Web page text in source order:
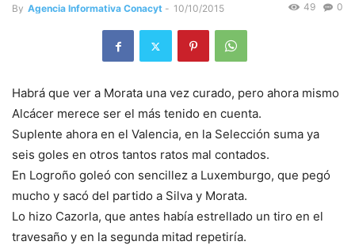
By Agencia Informativa Conacyt - 10/10/2015 0
49
Habrá que ver a Morata una vez curado, pero ahora mismo
Alcácer merece ser el más tenido en cuenta.
Suplente ahora en el Valencia, en la Selección suma ya
seis goles en otros tantos ratos mal contados.
En Logroño goleó con sencillez a Luxemburgo, que pegó
mucho y sacó del partido a Silva y Morata.
Lo hizo Cazorla, que antes había estrellado un tiro en el
travesaño y en la segunda mitad repetiría.